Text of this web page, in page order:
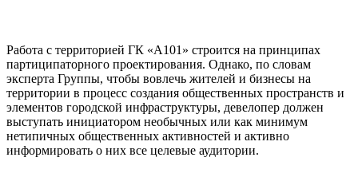
Работа с территорией ГК «А101» строится на принципах
партиципаторного проектирования. Однако, по словам
эксперта Группы, чтобы вовлечь жителей и бизнесы на
территории в процесс создания общественных пространств и
элементов городской инфраструктуры, девелопер должен
выступать инициатором необычных или как минимум
нетипичных общественных активностей и активно
информировать о них все целевые аудитории.